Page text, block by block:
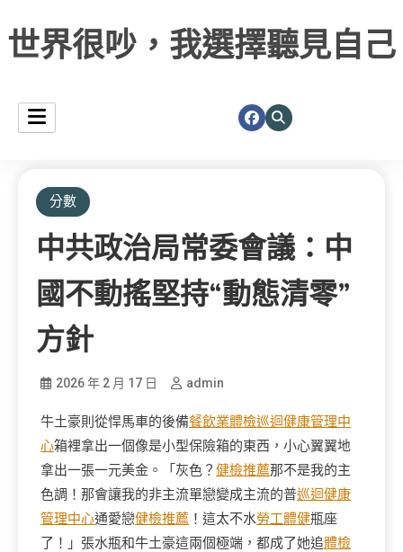
世界很吵，我選擇聽見自己
分數
中共政治局常委會議：中
國不動搖堅持“動態清零”
方針
2026 年 2 月 17 日 admin
牛土豪則從悍馬車的後備餐飲業體檢巡迴健康管理中
心箱裡拿出一個像是小型保險箱的東西，小心翼翼地
拿出一張一元美金。「灰色？ 健檢推薦那不是我的主
色調！那會讓我的非主流單戀變成主流的普巡迴健康
管理中心通愛戀健檢推薦 ！這太不水勞工體健瓶座
了！」張水瓶和牛土豪這兩個極端，都成了她追體檢